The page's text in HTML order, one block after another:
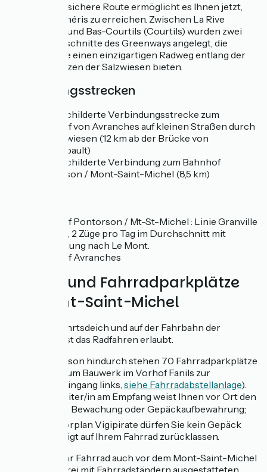
🆕 Eine neue, sichere Route ermöglicht es Ihnen jetzt,
Ducey-les-Chéris zu erreichen. Zwischen La Rive
(Pontorson) und Bas-Courtils (Courtils) wurden zwei
herrliche Abschnitte des Greenways angelegt, die
insbesondere einen einzigartigen Radweg entlang der
Bucht im Herzen der Salzwiesen bieten.
Verbindungsstrecken
Ausgeschilderte Verbindungsstrecke zum
Bahnhof von Avranches auf kleinen Straßen durch
die Salzwiesen (12 km ab der Brücke von
Pontaubault)
Ausgeschilderte Verbindung zum Bahnhof
Pontorson / Mont-Saint-Michel (8,5 km)
Bahnhof Pontorson / Mt-St-Michel : Linie Granville
St-Malo, 2 Züge pro Tag im Durchschnitt mit
Verbindung nach Le Mont.
Bahnhof Avranches
Zufahrt und Fahrradparkplätze
am Mont-Saint-Michel
Auf dem Zufahrtsdeich und auf der Fahrbahn der
Stegbrücke ist das Radfahren erlaubt.
Die ganze Saison hindurch stehen 70 Fahrradparkplätze
am Eingang zum Bauwerk im Vorhof Fanils zur
Verfügung (Eingang links, siehe Fahrradabstellanlage).
Ein/e Mitarbeiter/in am Empfang weist Ihnen vor Ort den
Weg. ⚠️ Keine Bewachung oder Gepäckaufbewahrung;
laut Antiterrorplan Vigipirate dürfen Sie kein Gepäck
unbeaufsichtigt auf Ihrem Fahrrad zurücklassen.
Sie können Ihr Fahrrad auch vor dem Mont-Saint-Michel
in einer der drei mit Fahrradständern ausgestatteten